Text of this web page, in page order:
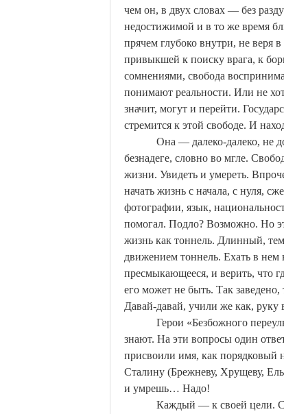
чем он, в двух словах — без
недостижимой и в то же время
прячем глубоко внутри, не веря
привыкшей к поиску врага, к
сомнениями, свобода
понимают реальности. Или не
значит, могут и перейти.
стремится к этой свободе. И
Она — далеко-далеко, не
безнадеге, словно во мгле.
жизни. Увидеть и умереть.
начать жизнь с начала, с нуля,
фотографии, язык,
помогал. Подло? Возможно. Но
жизнь как тоннель. Длинный,
движением тоннель. Ехать в нем
пресмыкающееся, и верить, что
его может не быть. Так
Давай-давай, учили же как,
Герои «Безбожного
знают. На эти вопросы один
присвоили имя, как порядковый
Сталину (Брежневу, Хрущеву,
и умрешь… Надо!
Каждый — к своей цели.